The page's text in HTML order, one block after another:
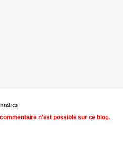
n'est possible sur ce blog.